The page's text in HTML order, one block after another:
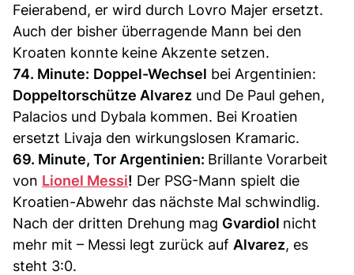
Feierabend, er wird durch Lovro Majer ersetzt.
Auch der bisher überragende Mann bei den
Kroaten konnte keine Akzente setzen.
74. Minute: Doppel-Wechsel bei Argentinien:
Doppeltorschütze Alvarez und De Paul gehen,
Palacios und Dybala kommen. Bei Kroatien
ersetzt Livaja den wirkungslosen Kramaric.
69. Minute, Tor Argentinien: Brillante Vorarbeit
von Lionel Messi! Der PSG-Mann spielt die
Kroatien-Abwehr das nächste Mal schwindlig.
Nach der dritten Drehung mag Gvardiol nicht
mehr mit – Messi legt zurück auf Alvarez, es
steht 3:0.